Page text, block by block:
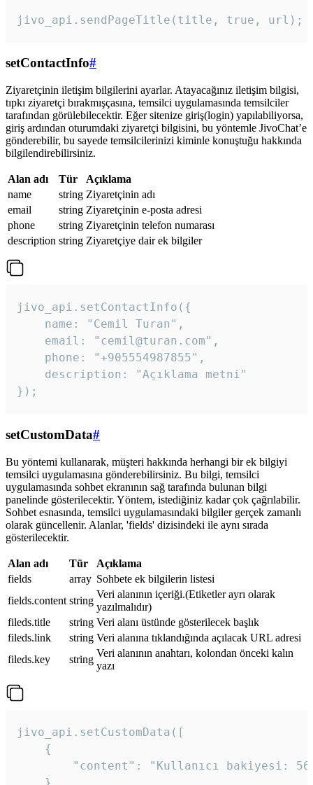
jivo_api.sendPageTitle(title, true, url);
setContactInfo#
Ziyaretçinin iletişim bilgilerini ayarlar. Atayacağınız iletişim bilgisi,
tıpkı ziyaretçi bırakmışçasına, temsilci uygulamasında temsilciler
tarafından görülebilecektir. Eğer sitenize giriş(login) yapılabiliyorsa,
giriş ardından oturumdaki ziyaretçi bilgisini, bu yöntemle JivoChat’e
gönderebilir, bu sayede temsilcilerinizi kiminle konuştuğu hakkında
bilgilendirebilirsiniz.
Alan adı Tür
Açıklama
name
string Ziyaretçinin adı
email
string Ziyaretçinin e-posta adresi
phone
string Ziyaretçinin telefon numarası
description string Ziyaretçiye dair ek bilgiler
jivo_api.setContactInfo({
    name: "Cemil Turan",
    email: "cemil@turan.com",
    phone: "+905554987855",
    description: "Açıklama metni"
});
setCustomData#
Bu yöntemi kullanarak, müşteri hakkında herhangi bir ek bilgiyi
temsilci uygulamasına gönderebilirsiniz. Bu bilgi, temsilci
uygulamasında sohbet ekranının sağ tarafında bulunan bilgi
panelinde gösterilecektir. Yöntem, istediğiniz kadar çok çağrılabilir.
Sohbet esnasında, temsilci uygulamasındaki bilgiler gerçek zamanlı
olarak güncellenir. Alanlar, 'fields' dizisindeki ile aynı sırada
gösterilecektir.
Alan adı Tür
Açıklama
fields
array Sohbete ek bilgilerin listesi
fields.content string
Veri alanının içeriği.(Etiketler ayrı olarak
yazılmalıdır)
fileds.title
string Veri alanı üstünde gösterilecek başlık
fileds.link
string Veri alanına tıklandığında açılacak URL adresi
fileds.key
string
Veri alanının anahtarı, kolondan önceki kalın
yazı
jivo_api.setCustomData([
    {
"content": "Kullanıcı bakiyesi:
    },